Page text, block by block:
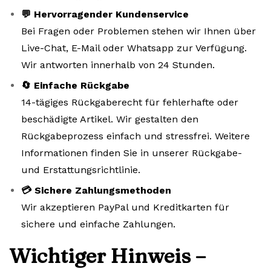
💬 Hervorragender Kundenservice
Bei Fragen oder Problemen stehen wir Ihnen über
Live-Chat, E-Mail oder Whatsapp zur Verfügung.
Wir antworten innerhalb von 24 Stunden.
🔄 Einfache Rückgabe
14-tägiges Rückgaberecht für fehlerhafte oder
beschädigte Artikel. Wir gestalten den
Rückgabeprozess einfach und stressfrei. Weitere
Informationen finden Sie in unserer Rückgabe-
und Erstattungsrichtlinie.
💳 Sichere Zahlungsmethoden
Wir akzeptieren PayPal und Kreditkarten für
sichere und einfache Zahlungen.
Wichtiger Hinweis –